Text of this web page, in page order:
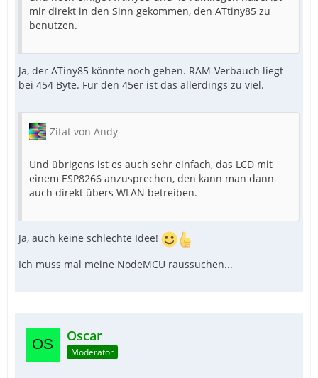
mir direkt in den Sinn gekommen, den ATtiny85 zu
benutzen.
Ja, der ATiny85 könnte noch gehen. RAM-Verbauch liegt
bei 454 Byte. Für den 45er ist das allerdings zu viel.
Zitat von Andy
Und übrigens ist es auch sehr einfach, das LCD mit
einem ESP8266 anzusprechen, den kann man dann
auch direkt übers WLAN betreiben.
Ja, auch keine schlechte Idee!
Ich muss mal meine NodeMCU raussuchen...
Oscar
Moderator